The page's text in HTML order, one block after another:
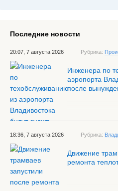
Последние новости
20:07, 7 августа 2026 Рубрика:
Инженера по
аэропорта
после
18:36, 7 августа 2026 Рубрика:
Движение
ремонта